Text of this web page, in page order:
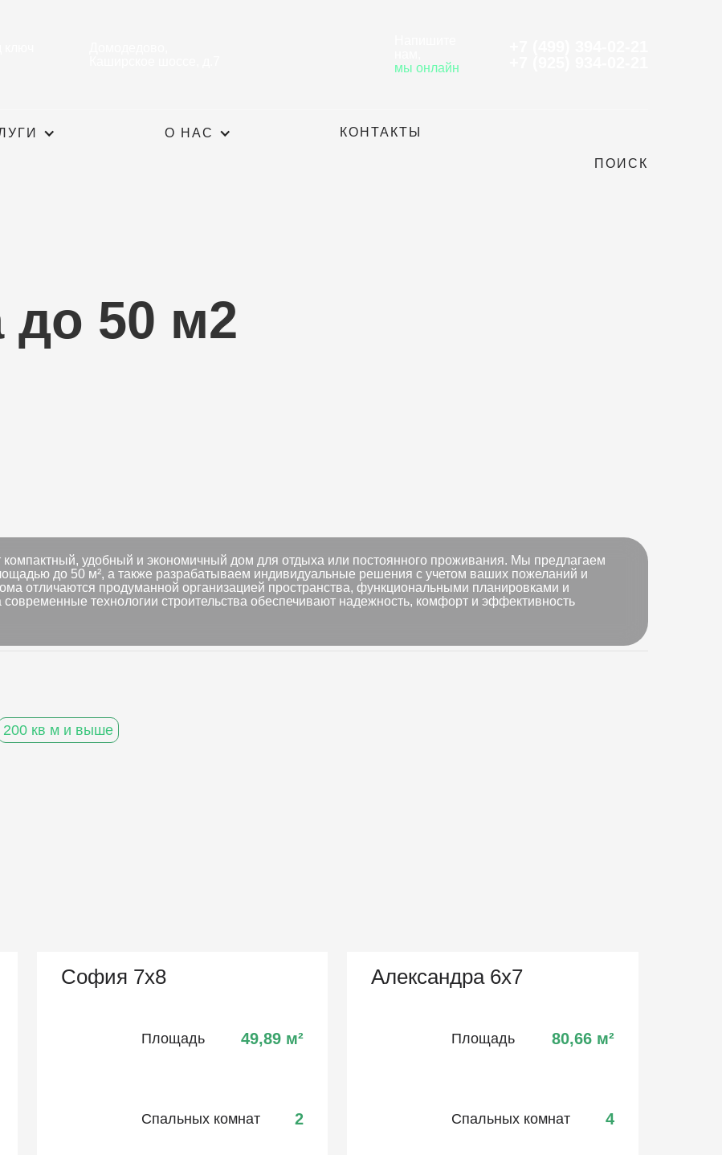
мы онлайн
О НАС КОНТАКТЫ
ПОИСК
50 м2
компактный, удобный и экономичный дом для отдыха или постоянного проживания. Мы предлагаем
до 50 м², а также разрабатываем индивидуальные решения с учетом ваших пожеланий и
отличаются продуманной организацией пространства, функциональными планировками и
технологии строительства обеспечивают надежность, комфорт и эффективность
200 кв м и выше
София 7х8
Площадь 49,89 м²
Спальных комнат 2
Александра 6х7
Площадь 80,66 м²
Спальных комнат 4